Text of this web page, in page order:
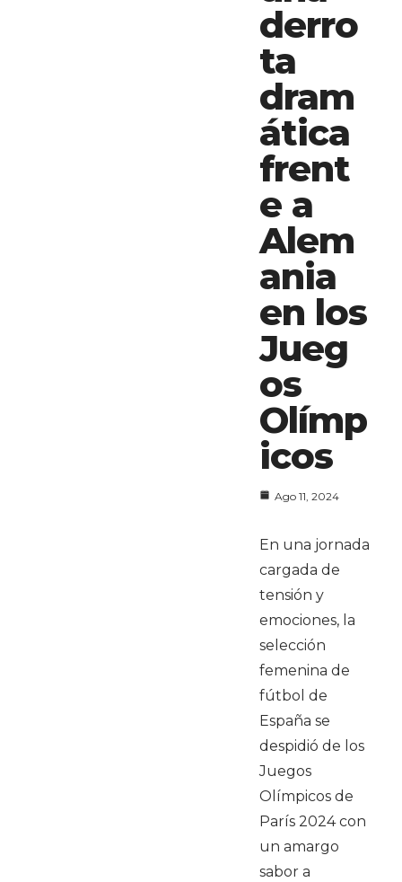
derro
ta
dram
ática
frent
e a
Alem
ania
en los
Jueg
os
Olímp
icos
Ago 11, 2024
En una jornada
cargada de
tensión y
emociones, la
selección
femenina de
fútbol de
España se
despidió de los
Juegos
Olímpicos de
París 2024 con
un amargo
sabor a